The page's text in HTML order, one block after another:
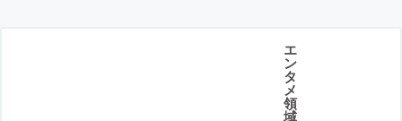
エ
ン
タ
メ
領
域